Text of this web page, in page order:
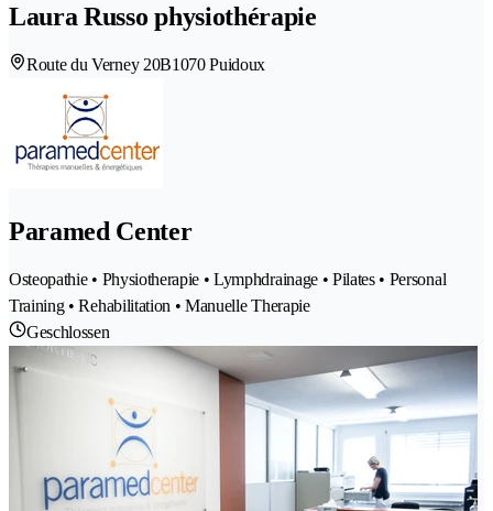
Laura Russo physiothérapie
Route du Verney 20B1070 Puidoux
Paramed Center
Osteopathie • Physiotherapie • Lymphdrainage • Pilates • Personal
Training • Rehabilitation • Manuelle Therapie
Geschlossen